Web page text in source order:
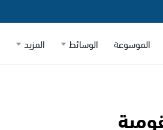
الموسوعة الوسائط المزيد